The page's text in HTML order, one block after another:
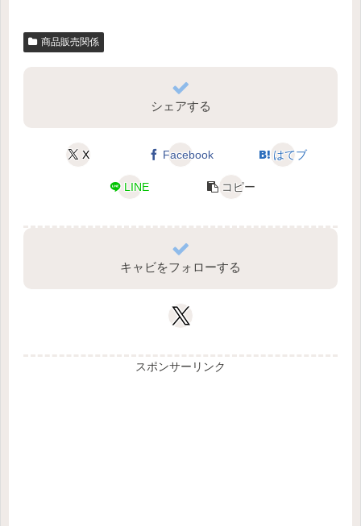
商品販売関係
シェアする
X Facebook はてブ
LINE コピー
キャビをフォローする
スポンサーリンク